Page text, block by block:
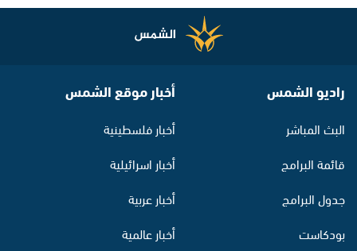
راديو الشمس
البث المباشر
قائمة البرامج
جدول البرامج
بودكاست
أخبار موقع الشمس
أخبار فلسطينية
أخبار اسرائيلية
أخبار عربية
أخبار عالمية